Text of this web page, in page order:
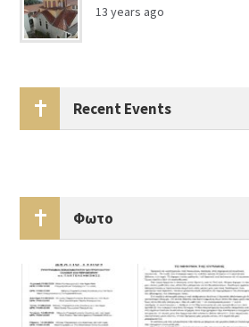
13 years ago
Recent Events
Φωτο